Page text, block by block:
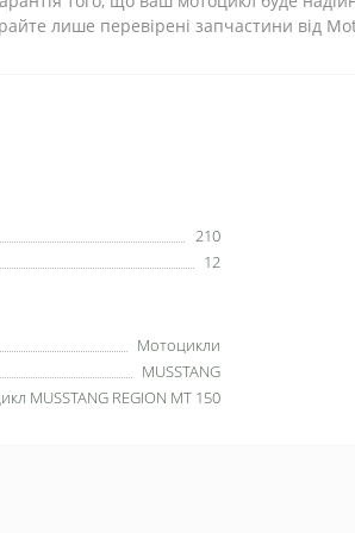
лише перевірені запчастини від
210
12
Мотоцикли
MUSSTANG
MUSSTANG REGION MT 150